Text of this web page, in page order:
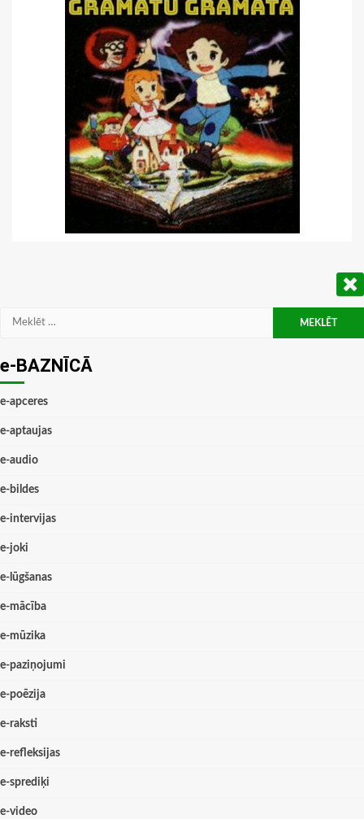
Meklēt:
e-BAZNĪCĀ
e-apceres
e-aptaujas
e-audio
e-bildes
e-intervijas
e-joki
e-lūgšanas
e-mācība
e-mūzika
e-paziņojumi
e-poēzija
e-raksti
e-refleksijas
e-sprediķi
e-video